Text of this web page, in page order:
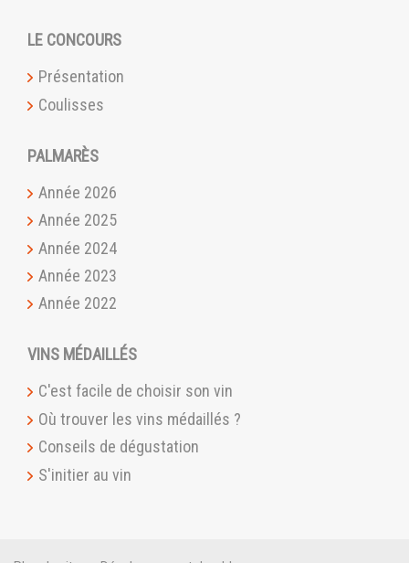
LE CONCOURS
Présentation
Coulisses
PALMARÈS
Année 2026
Année 2025
Année 2024
Année 2023
Année 2022
VINS MÉDAILLÉS
C'est facile de choisir son vin
Où trouver les vins médaillés ?
Conseils de dégustation
S'initier au vin